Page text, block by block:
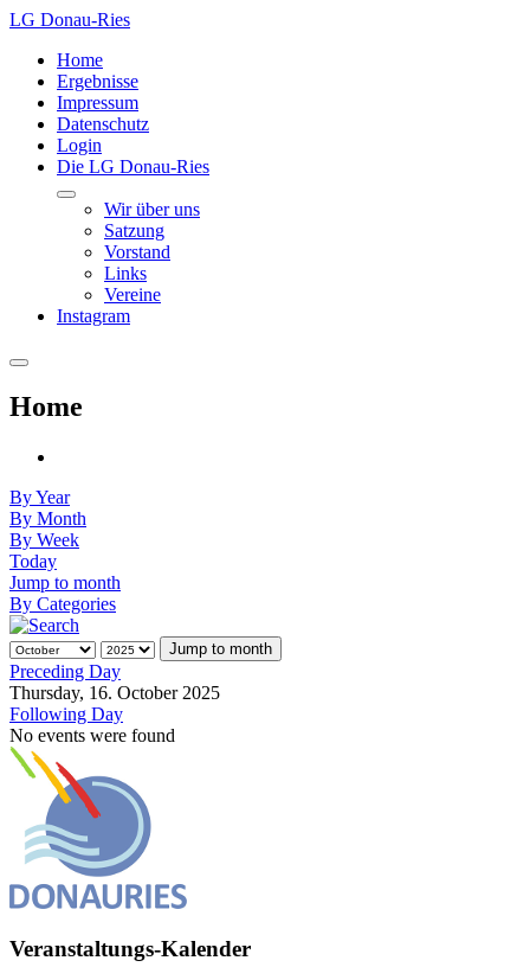
LG Donau-Ries
Home
Ergebnisse
Impressum
Datenschutz
Login
Die LG Donau-Ries
Wir über uns
Satzung
Vorstand
Links
Vereine
Instagram
Home
By Year
By Month
By Week
Today
Jump to month
By Categories
Jump to month
Preceding Day
Thursday, 16. October 2025
Following Day
No events were found
Veranstaltungs-Kalender